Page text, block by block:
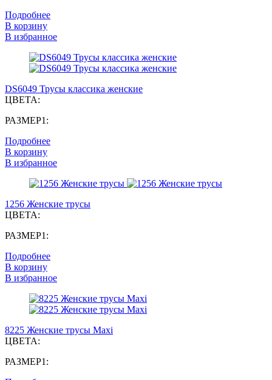
Подробнее
В корзину
В избранное
DS6049 Трусы классика женские
ЦВЕТА:
РАЗМЕР1:
Подробнее
В корзину
В избранное
1256 Женские трусы
ЦВЕТА:
РАЗМЕР1:
Подробнее
В корзину
В избранное
8225 Женские трусы Maxi
ЦВЕТА:
РАЗМЕР1: